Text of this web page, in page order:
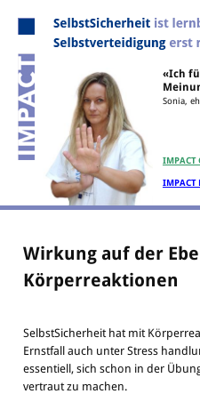
Home
Angebot
Methode
Referenzen
«Ich
Sonia,
IMPACT
IMPACT
Wirkung auf der
Körperreaktionen
SelbstSicherheit hat mit
Ernstfall auch unter Stress
essentiell, sich schon in der
vertraut zu machen.